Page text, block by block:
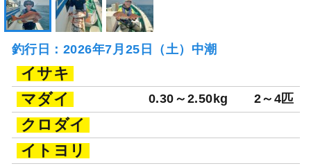
釣行日：2026年7月25日（土）中潮
イサキ
マダイ
0.30～2.50kg 2～4匹
クロダイ
イトヨリ